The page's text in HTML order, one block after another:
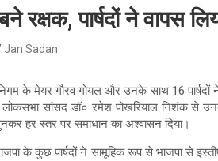
रक्षक, पार्षदों ने वापस
Jan Sadan
के मेयर गौरव गोयल और उनके साथ 16 पार्षदों ने
लोकसभा सांसद डॉ० रमेश पोखरियाल
हर स्तर पर समाधान का अश्वासन दिया।
के कुछ पार्षदों ने सामूहिक रूप से भाजपा से